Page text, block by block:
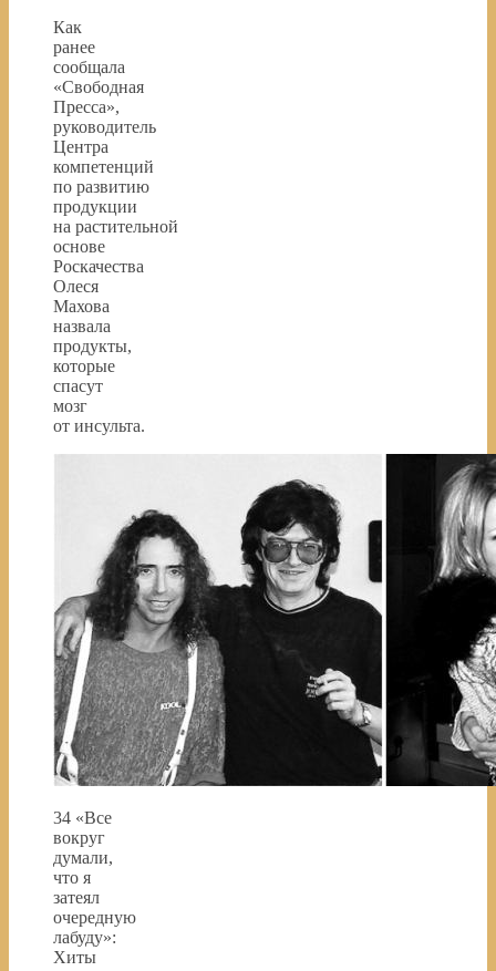
Как
ранее
сообщала
«Свободная
Пресса»,
руководитель
Центра
компетенций
по развитию
продукции
на растительной
основе
Роскачества
Олеся
Махова
назвала
продукты,
которые
спасут
мозг
от инсульта.
34 «Все
вокруг
думали,
что я
затеял
очередную
лабуду»:
Хиты